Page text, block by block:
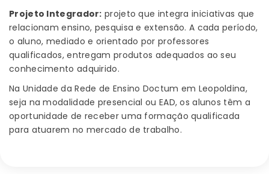
Projeto Integrador: projeto que integra iniciativas que
relacionam ensino, pesquisa e extensão. A cada período,
o aluno, mediado e orientado por professores
qualificados, entregam produtos adequados ao seu
conhecimento adquirido.
Na Unidade da Rede de Ensino Doctum em Leopoldina,
seja na modalidade presencial ou EAD, os alunos têm a
oportunidade de receber uma formação qualificada
para atuarem no mercado de trabalho.